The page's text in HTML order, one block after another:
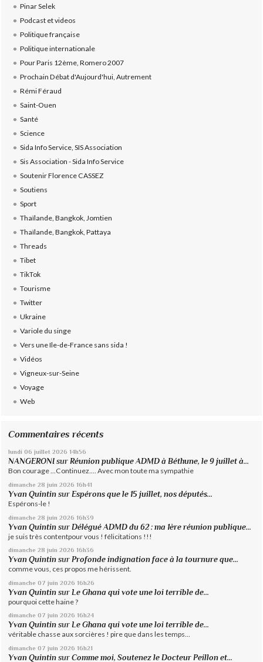
Pinar Selek
Podcast et videos
Politique française
Politique internationale
Pour Paris 12ème, Romero 2007
Prochain Débat d'Aujourd'hui, Autrement
Rémi Féraud
Saint-Ouen
Santé
Science
Sida Info Service, SIS Association
Sis Association - Sida Info Service
Soutenir Florence CASSEZ
Soutiens
Sport
Thaïlande, Bangkok, Jomtien
Thaïlande, Bangkok, Pattaya
Threads
Tibet
TikTok
Tourisme
Twitter
Ukraine
Variole du singe
Vers une Ile-de-France sans sida !
Vidéos
Vigneux-sur-Seine
Voyage
Web
Commentaires récents
lundi 06 juillet 2026 14h56
NANGERONI surRéunion publique ADMD à Béthune, le 9 juillet à...
Bon courage ...Continuez.... Avec mon toute ma sympathie
dimanche 28 juin 2026 16h41
Yvan Quintin surEspérons que le 15 juillet, nos députés...
Espérons-le !
dimanche 28 juin 2026 16h39
Yvan Quintin surDélégué ADMD du 62 : ma 1ère réunion publique...
je suis très contentpour vous ! félicitations !!!
dimanche 28 juin 2026 16h36
Yvan Quintin surProfonde indignation face à la tournure que...
comme vous, ces propos me hérissent.
dimanche 07 juin 2026 16h26
Yvan Quintin sur Le Ghana qui vote une loi terrible de...
pourquoi cette haine ?
dimanche 07 juin 2026 16h24
Yvan Quintin surLe Ghana qui vote une loi terrible de...
véritable chasse aux sorcières ! pire que dans les temps...
dimanche 07 juin 2026 16h21
Yvan Quintin surComme moi, Soutenez le Docteur Peillon et...